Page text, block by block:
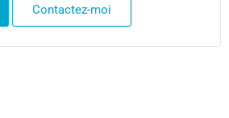
Contactez-moi